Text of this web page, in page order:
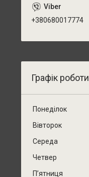
+380680017774
Графік роботи
Понеділок
Вівторок
Середа
Четвер
Пʼятниця